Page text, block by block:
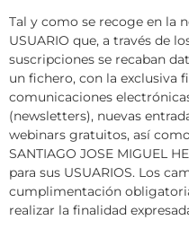
Tal y como se recoge en la
USUARIO que, a través de
suscripciones se recaban
un fichero, con la exclusiva
comunicaciones
(newsletters), nuevas
webinars gratuitos, así
SANTIAGO JOSE MIGUEL
para sus USUARIOS. Los
cumplimentación
realizar la finalidad